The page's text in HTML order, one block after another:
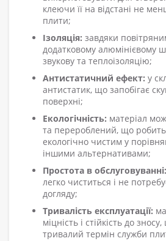
клеючи її на відстані не
плити;
Ізоляція: завдяки
додатковому алюмінієвому
звукову та теплоізоляцію;
Антистатичний ефект: у
антистатик, що запобігає
поверхні;
Екологічність: матеріал
та перероблений, що
екологічно чистим у
іншими альтернативами;
Простота в обслуговуванні:
легко чиститься і не
догляду;
Тривалість експлуатації:
міцність і стійкість до
тривалий термін служби